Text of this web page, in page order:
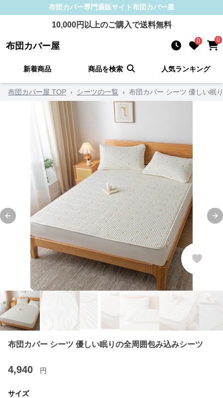
布団カバー専門通販サイト布団カバー屋
10,000円以上のご購入で送料無料
布団カバー屋 0 0
新着商品 商品を検索 人気ランキング
布団カバー屋 TOP › シーツの一覧 › 布団カバー シーツ 優しい眠
Previous slide
布団カバー シーツ 優しい眠りの全周囲包み込みシーツ
4,940 円
サイズ